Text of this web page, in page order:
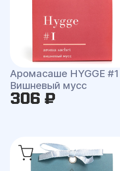
Аромасаше HYGGE #1
Вишневый мусс
306 ₽